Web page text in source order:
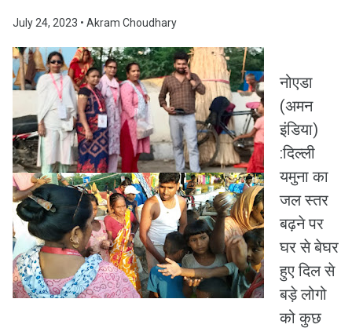
July 24, 2023 • Akram Choudhary
नोएडा
(अमन
इंडिया)
:दिल्ली
यमुना का
जल स्तर
बढ़ने पर
घर से बेघर
हुए दिल से
बड़े लोगो
को कुछ